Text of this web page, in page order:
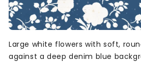
Large white flowers with soft,
against a deep denim blue